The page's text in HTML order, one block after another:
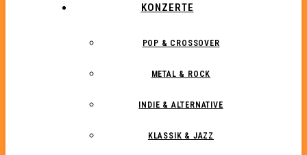
KONZERTE
POP & CROSSOVER
METAL & ROCK
INDIE & ALTERNATIVE
KLASSIK & JAZZ